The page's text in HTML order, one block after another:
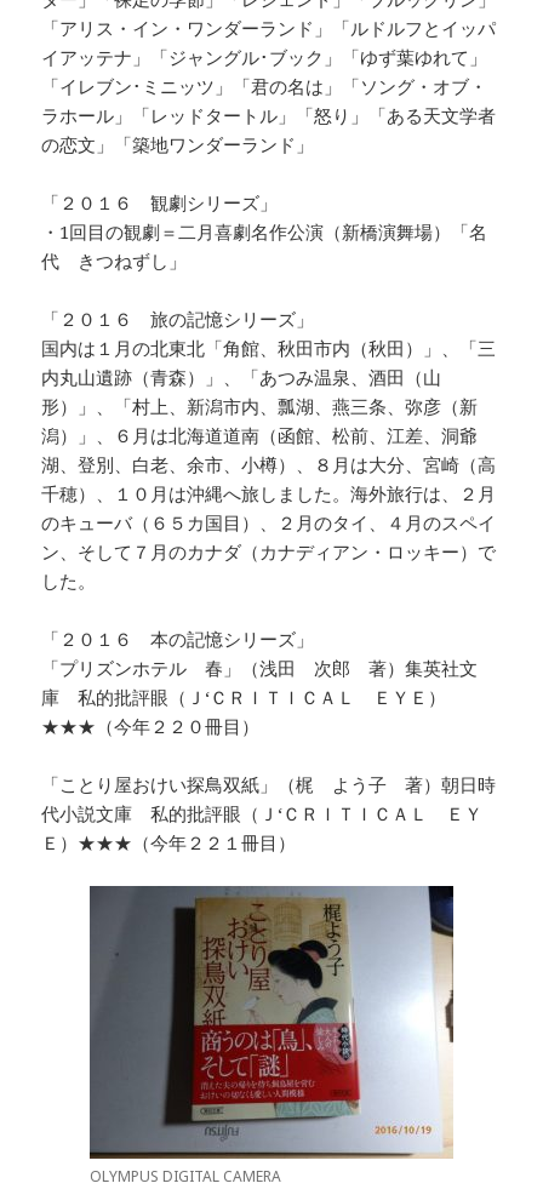
「アリス・イン・ワンダーランド」「ルドルフとイッパ
イアッテナ」「ジャングル･ブック」「ゆず葉ゆれて」
「イレブン･ミニッツ」「君の名は」「ソング・オブ・
ラホール」「レッドタートル」「怒り」「ある天文学者
の恋文」「築地ワンダーランド」
「２０１６ 観劇シリーズ」
・1回目の観劇＝二月喜劇名作公演（新橋演舞場）「名
代 きつねずし」
「２０１６ 旅の記憶シリーズ」
国内は１月の北東北「角館、秋田市内（秋田）」、「三
内丸山遺跡（青森）」、「あつみ温泉、酒田（山
形）」、「村上、新潟市内、瓢湖、燕三条、弥彦（新
潟）」、６月は北海道道南（函館、松前、江差、洞爺
湖、登別、白老、余市、小樽）、８月は大分、宮崎（高
千穂）、１０月は沖縄へ旅しました。海外旅行は、２月
のキューバ（６５カ国目）、２月のタイ、４月のスペイ
ン、そして７月のカナダ（カナディアン・ロッキー）で
した。
「２０１６ 本の記憶シリーズ」
「プリズンホテル 春」（浅田 次郎 著）集英社文
庫 私的批評眼（Ｊ‘ＣＲＩＴＩＣＡＬ ＥＹＥ）
★★★（今年２２０冊目）
「ことり屋おけい探鳥双紙」（梶 よう子 著）朝日時
代小説文庫 私的批評眼（Ｊ‘ＣＲＩＴＩＣＡＬ ＥＹ
Ｅ）★★★（今年２２１冊目）
OLYMPUS DIGITAL CAMERA